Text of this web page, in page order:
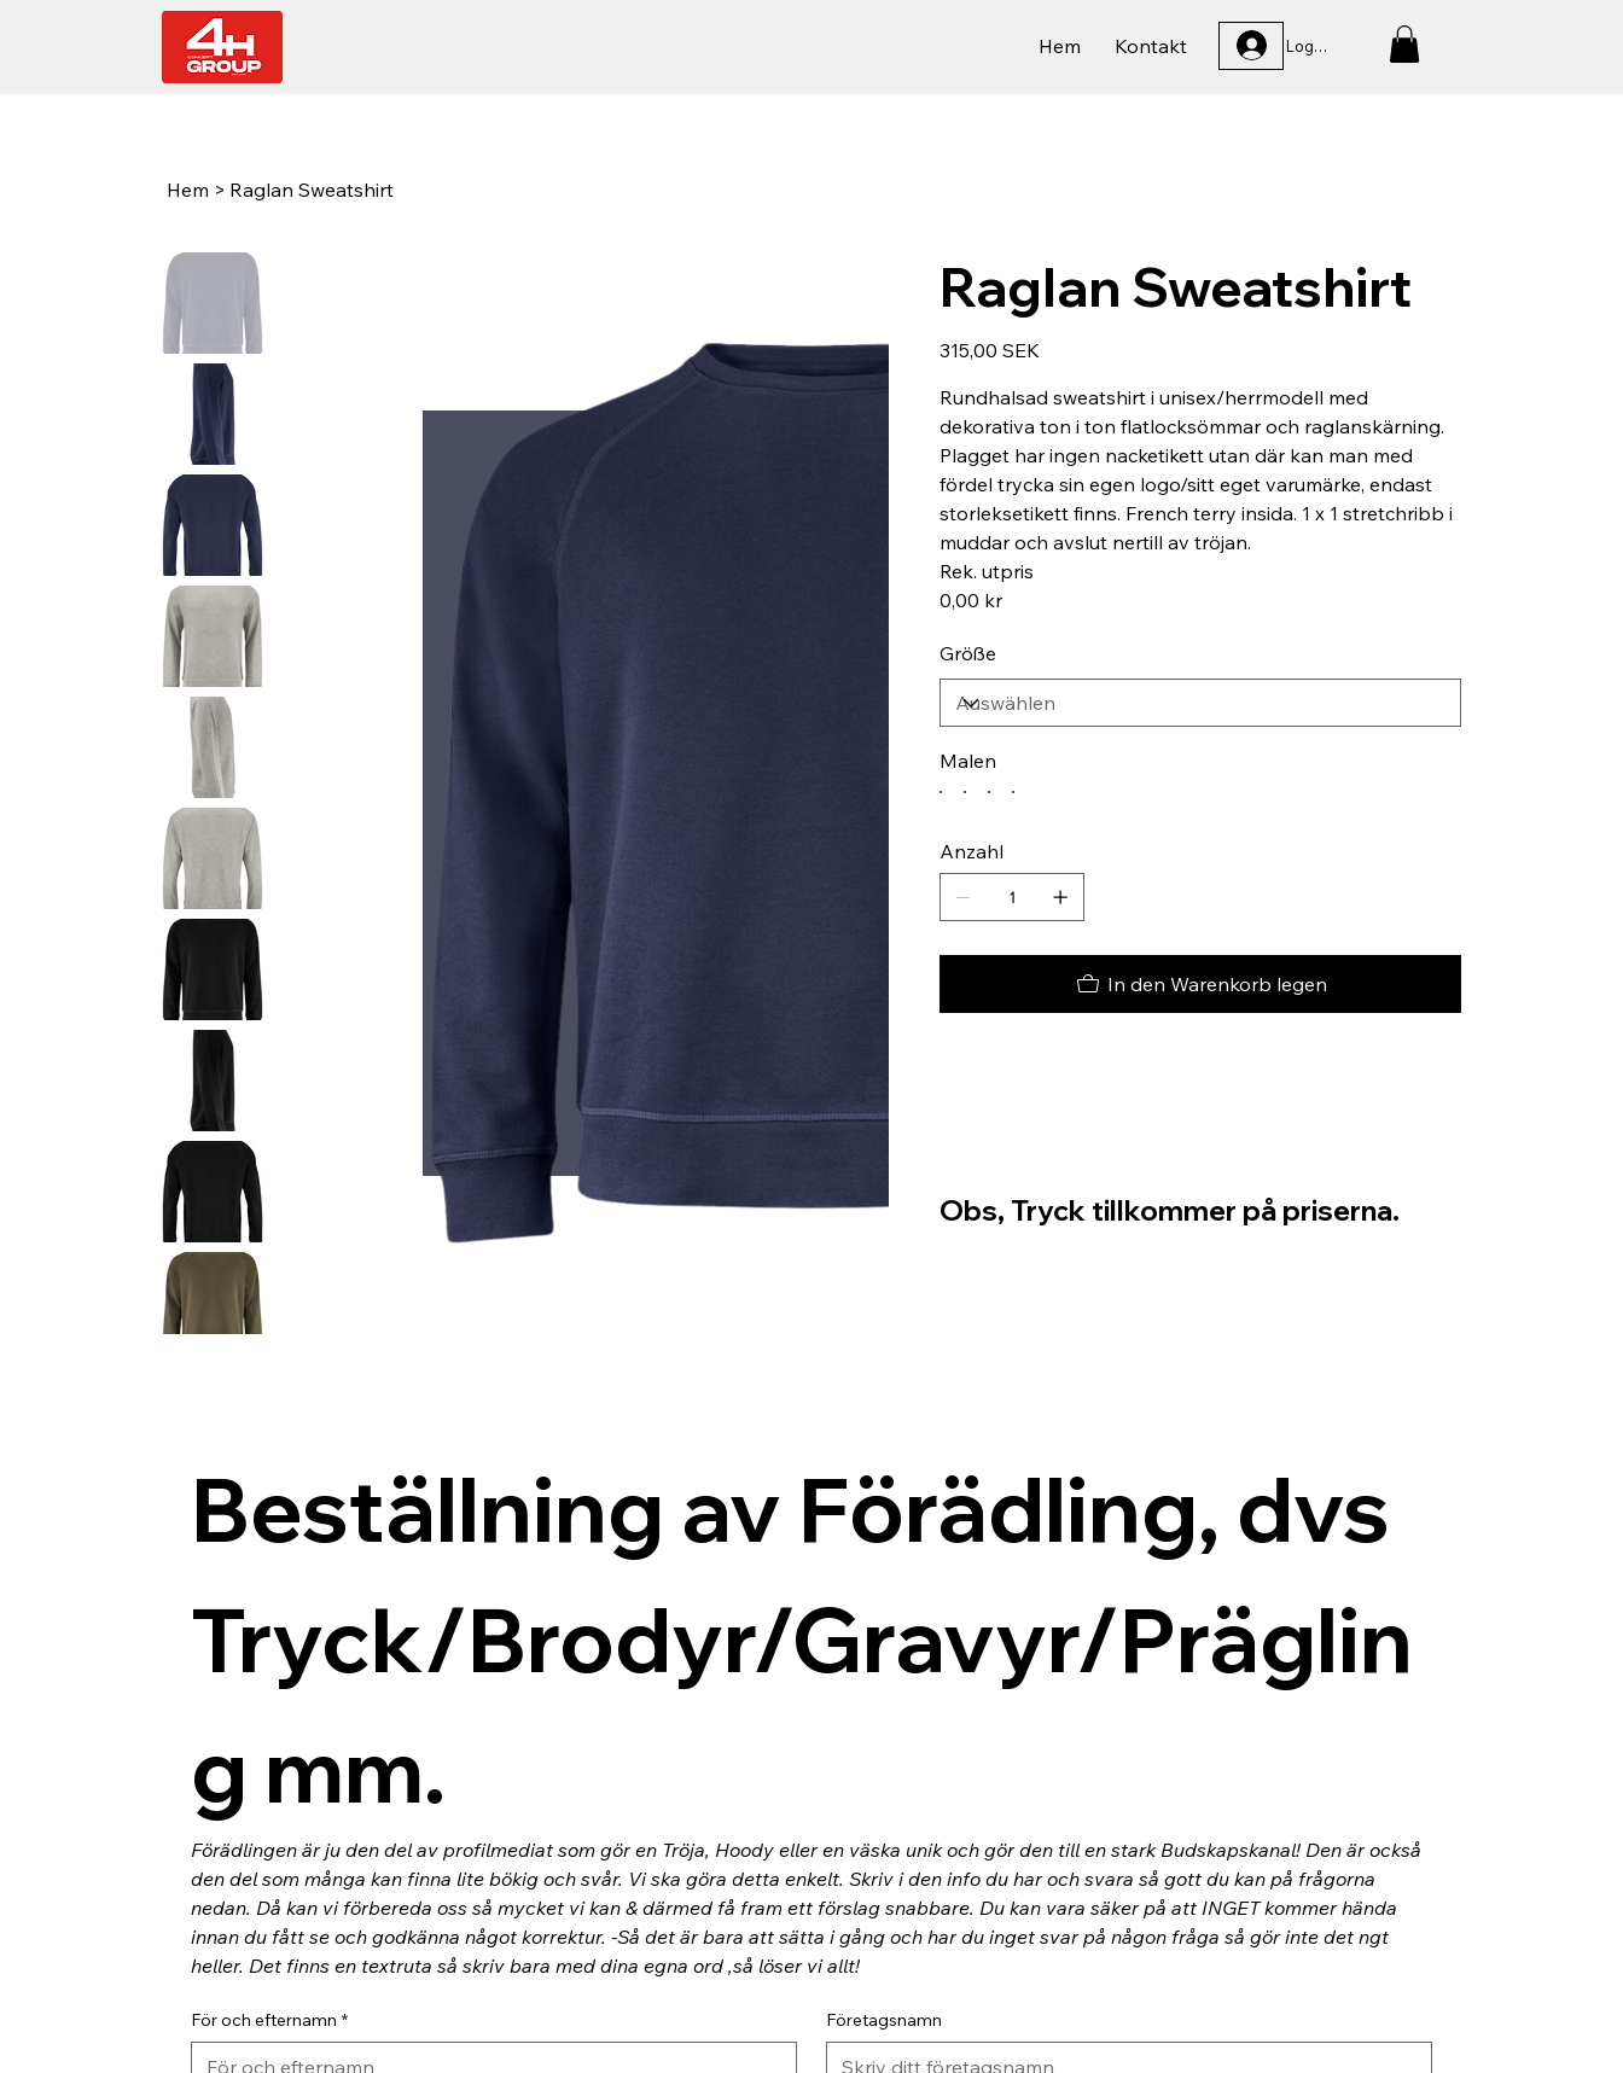
Hem Kontakt Logga In
Hem > Raglan Sweatshirt
Raglan Sweatshirt
Preis
315,00 SEK
Rundhalsad sweatshirt i unisex/herrmodell med
dekorativa ton i ton flatlocksömmar och raglanskärning.
Plagget har ingen nacketikett utan där kan man med
fördel trycka sin egen logo/sitt eget varumärke, endast
storleksetikett finns. French terry insida. 1 x 1 stretchribb i
muddar och avslut nertill av tröjan.
Rek. utpris
0,00 kr
Größe
Malen
Anzahl
In den Warenkorb legen
Obs, Tryck tillkommer på priserna.
Beställning av Förädling, dvs
Tryck/Brodyr/Gravyr/Präglin
g mm.
Förädlingen är ju den del av profilmediat som gör en Tröja, Hoody eller en väska unik och gör den till en stark Budskapskanal! Den är också
den del som många kan finna lite bökig och svår. Vi ska göra detta enkelt. Skriv i den info du har och svara så gott du kan på frågorna
nedan. Då kan vi förbereda oss så mycket vi kan & därmed få fram ett förslag snabbare. Du kan vara säker på att INGET kommer hända
innan du fått se och godkänna något korrektur. -Så det är bara att sätta i gång och har du inget svar på någon fråga så gör inte det ngt
heller. Det finns en textruta så skriv bara med dina egna ord ,så löser vi allt!
För och efternamn * Företagsnamn